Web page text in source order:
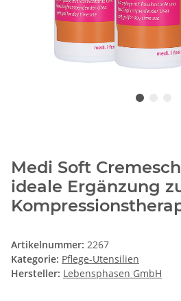
Medi Soft
ideale Ergänzung
Artikelnummer: 2267
Kategorie: Pflege-Utensilien
Hersteller: Lebensphasen GmbH